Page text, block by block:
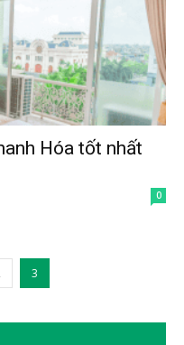
Hóa tốt nhất
0
3